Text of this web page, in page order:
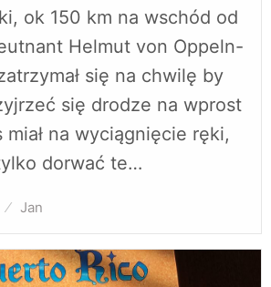
ok 150 km na wschód od
Helmut von Oppeln-
się na chwilę by
się drodze na wprost
miał na wyciągnięcie ręki,
dorwać te…
Jan